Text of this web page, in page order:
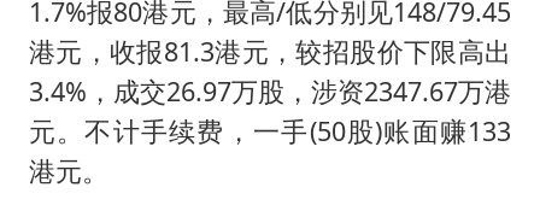
1.7%报80港元，最高/低分别见148/79.45
港元，收报81.3港元，较招股价下限高出
3.4%，成交26.97万股，涉资2347.67万港
元。不计手续费，一手(50股)账面赚133
港元。